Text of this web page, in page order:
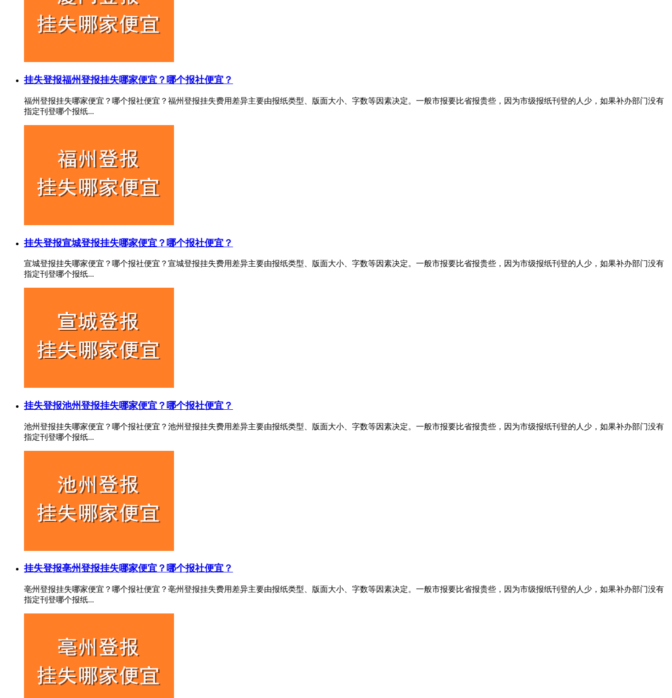
挂失登报福州登报挂失哪家便宜？哪个报社便宜？
福州登报挂失哪家便宜？哪个报社便宜？福州登报挂失费用差异主要由报纸类型、版面大小、字数等因素决定。一般市报要比省报贵些，因为市级报纸刊登的人少，如果补办部门没有
指定刊登哪个报纸...
挂失登报宣城登报挂失哪家便宜？哪个报社便宜？
宣城登报挂失哪家便宜？哪个报社便宜？宣城登报挂失费用差异主要由报纸类型、版面大小、字数等因素决定。一般市报要比省报贵些，因为市级报纸刊登的人少，如果补办部门没有
指定刊登哪个报纸...
挂失登报池州登报挂失哪家便宜？哪个报社便宜？
池州登报挂失哪家便宜？哪个报社便宜？池州登报挂失费用差异主要由报纸类型、版面大小、字数等因素决定。一般市报要比省报贵些，因为市级报纸刊登的人少，如果补办部门没有
指定刊登哪个报纸...
挂失登报亳州登报挂失哪家便宜？哪个报社便宜？
亳州登报挂失哪家便宜？哪个报社便宜？亳州登报挂失费用差异主要由报纸类型、版面大小、字数等因素决定。一般市报要比省报贵些，因为市级报纸刊登的人少，如果补办部门没有
指定刊登哪个报纸...